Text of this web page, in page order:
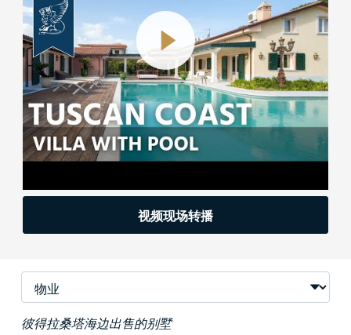
视频现场转播
彼得拉桑塔海边出售的别墅